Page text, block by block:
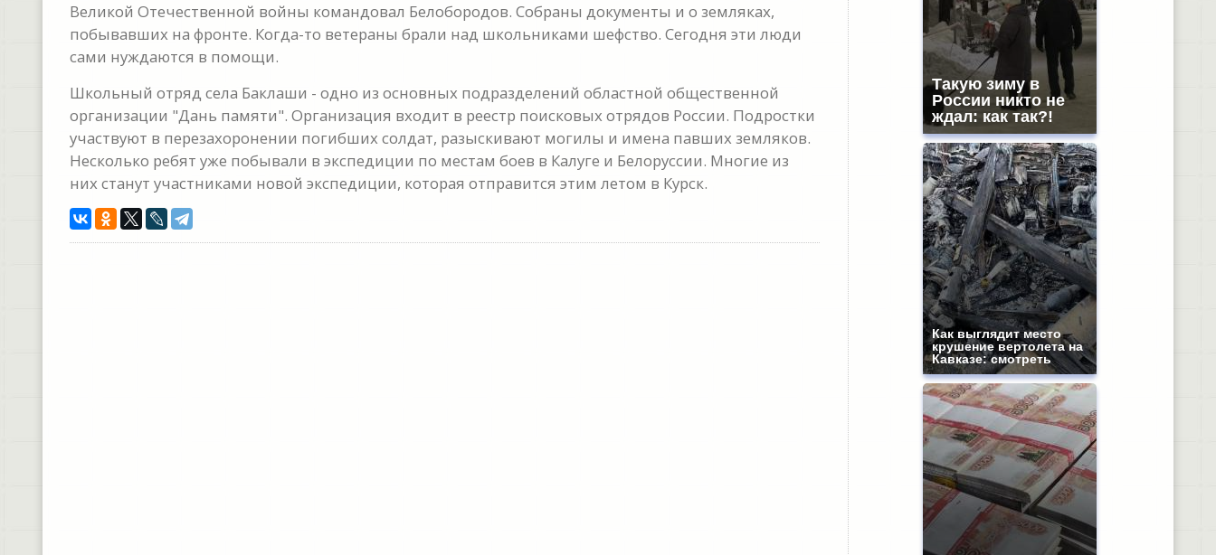
Великой Отечественной войны командовал Белобородов. Собраны документы и о земляках,
побывавших на фронте. Когда-то ветераны брали над школьниками шефство. Сегодня эти люди
сами нуждаются в помощи.
Школьный отряд села Баклаши - одно из основных подразделений областной общественной
организации "Дань памяти". Организация входит в реестр поисковых отрядов России. Подростки
участвуют в перезахоронении погибших солдат, разыскивают могилы и имена павших земляков.
Несколько ребят уже побывали в экспедиции по местам боев в Калуге и Белоруссии. Многие из
них станут участниками новой экспедиции, которая отправится этим летом в Курск.
Такую зиму в
России никто не
ждал: как так?!
Как выглядит место
крушение вертолета на
Кавказе: смотреть